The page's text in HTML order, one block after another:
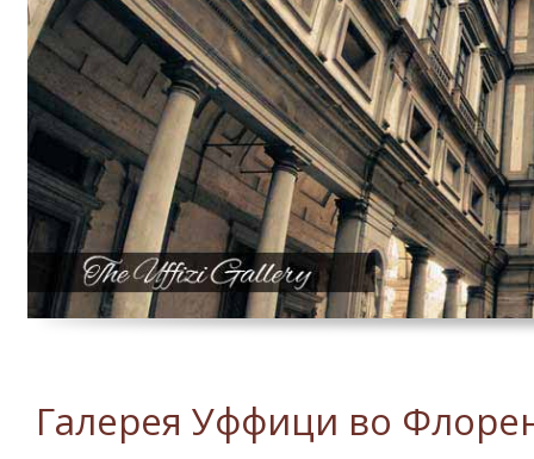
Галерея Уффици во